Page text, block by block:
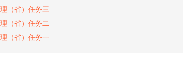
（省）任务三
（省）任务二
（省）任务一
12小时前
13小时前
2小时前